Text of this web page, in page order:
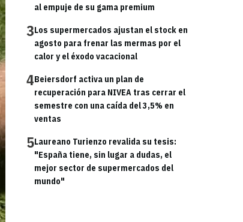
al empuje de su gama premium
3Los supermercados ajustan el stock en
agosto para frenar las mermas por el
calor y el éxodo vacacional
4Beiersdorf activa un plan de
recuperación para NIVEA tras cerrar el
semestre con una caída del 3,5% en
ventas
5Laureano Turienzo revalida su tesis:
"España tiene, sin lugar a dudas, el
mejor sector de supermercados del
mundo"